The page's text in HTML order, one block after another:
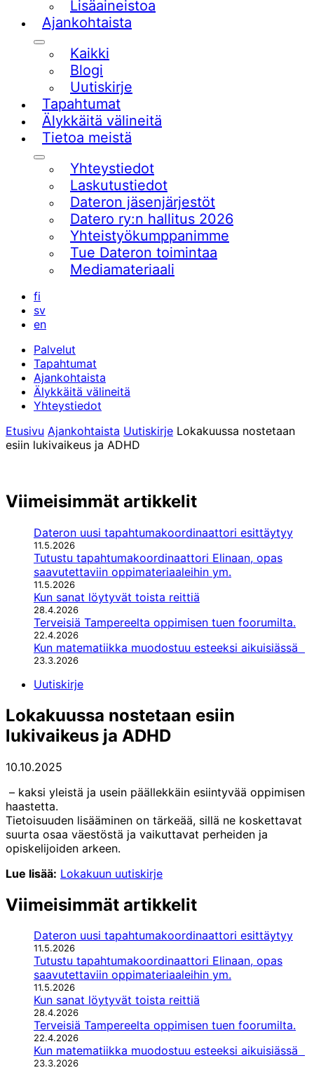
Lisäaineistoa
Ajankohtaista
AlavalikkoKaikki
Blogi
Uutiskirje
Tapahtumat
Älykkäitä välineitä
Tietoa meistä
AlavalikkoYhteystiedot
Laskutustiedot
Dateron jäsenjärjestöt
Datero ry:n hallitus 2026
Yhteistyökumppanimme
Tue Dateron toimintaa​
Mediamateriaali
fi
sv
en
Palvelut
Tapahtumat
Ajankohtaista
Älykkäitä välineitä
Yhteystiedot
Etusivu Ajankohtaista Uutiskirje Lokakuussa nostetaan
esiin lukivaikeus ja ADHD
Viimeisimmät artikkelit
Dateron uusi tapahtumakoordinaattori esittäytyy
11.5.2026
Tutustu tapahtumakoordinaattori Elinaan, opas
saavutettaviin oppimateriaaleihin ym.
11.5.2026
Kun sanat löytyvät toista reittiä
28.4.2026
Terveisiä Tampereelta oppimisen tuen foorumilta.
22.4.2026
Kun matematiikka muodostuu esteeksi aikuisiässä
23.3.2026
Uutiskirje
Lokakuussa nostetaan esiin
lukivaikeus ja ADHD
10.10.2025
– kaksi yleistä ja usein päällekkäin esiintyvää oppimisen
haastetta.
Tietoisuuden lisääminen on tärkeää, sillä ne koskettavat
suurta osaa väestöstä ja vaikuttavat perheiden ja
opiskelijoiden arkeen.
Lue lisää: Lokakuun uutiskirje
Viimeisimmät artikkelit
Dateron uusi tapahtumakoordinaattori esittäytyy
11.5.2026
Tutustu tapahtumakoordinaattori Elinaan, opas
saavutettaviin oppimateriaaleihin ym.
11.5.2026
Kun sanat löytyvät toista reittiä
28.4.2026
Terveisiä Tampereelta oppimisen tuen foorumilta.
22.4.2026
Kun matematiikka muodostuu esteeksi aikuisiässä
23.3.2026